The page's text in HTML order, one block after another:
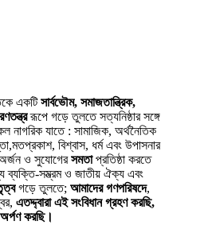
একটিসার্বভৌম, সমাজতান্ত্রিক,
রূপে গড়ে তুলতে সত্যনিষ্ঠার সঙ্গে
নাগরিক যাতে : সামাজিক, অর্থনৈতিক
বিশ্বাস, ধর্ম এবং উপাসনার
অর্জন ও সুযোগেরসমতাপ্রতিষ্ঠা করতে
ব্যক্তি-সম্ভ্রম ও জাতীয় ঐক্য এবং
গড়ে তুলতে; আমাদের গণপরিষদে,
এতদ্দ্বারা এই সংবিধান গ্রহণ করছি,
করছি।